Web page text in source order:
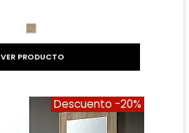
CAMBRIAN
VER PRODUCTO
Descuento -20%